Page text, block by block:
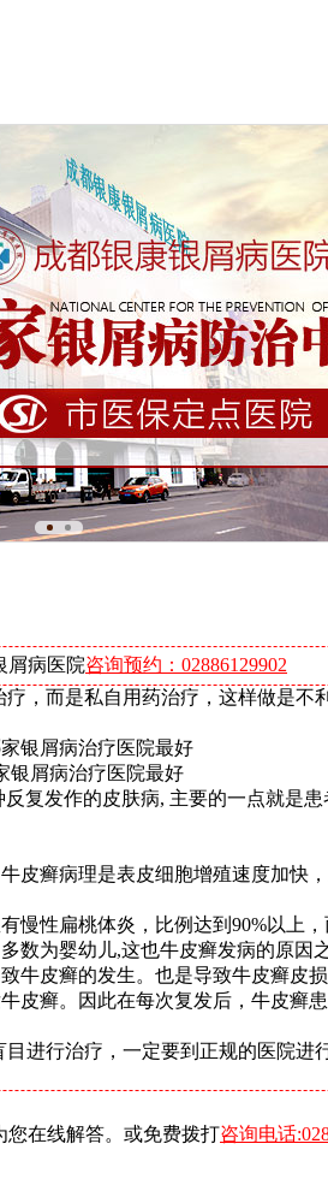
屑病医院咨询预约：02886129902
，而是私自用药治疗，这样做是
银屑病治疗医院最好
复发作的皮肤病, 主要的一点就是
癣病理是表皮细胞增殖速度加快
性扁桃体炎，比例达到90%以上
数为婴幼儿,这也牛皮癣发病的原因
牛皮癣的发生。也是导致牛皮癣皮损
癣。因此在每次复发后，牛皮癣
进行治疗，一定要到正规的医院
您在线解答。或免费拨打咨询电话